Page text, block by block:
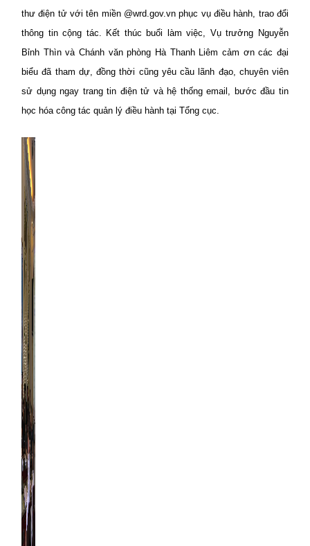
thư điện tử với tên miền @wrd.gov.vn phục vụ điều hành, trao đổi
thông tin cộng tác. Kết thúc buổi làm việc, Vụ trưởng Nguyễn
Bỉnh Thìn và Chánh văn phòng Hà Thanh Liêm cảm ơn các đại
biểu đã tham dự, đồng thời cũng yêu cầu lãnh đạo, chuyên viên
sử dụng ngay trang tin điện tử và hệ thống email, bước đầu tin
học hóa công tác quản lý điều hành tại Tổng cục.